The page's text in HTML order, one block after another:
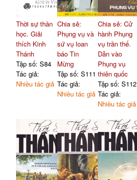
Thời sự thần
học. Giải
thích Kinh
Thánh
Tập số: S84
Tác giả:
Nhiều tác giả
Chia sẻ:
Phụng vụ và
sứ vụ loan
báo Tin
Mừng
Tập số: S111
Tác giả:
Nhiều tác giả
Chia sẻ: Cử
hành Phụng
vụ trần thế.
Dẫn vào
Phụng vụ
thiên quốc
Tập số: S112
Tác giả:
Nhiều tác giả